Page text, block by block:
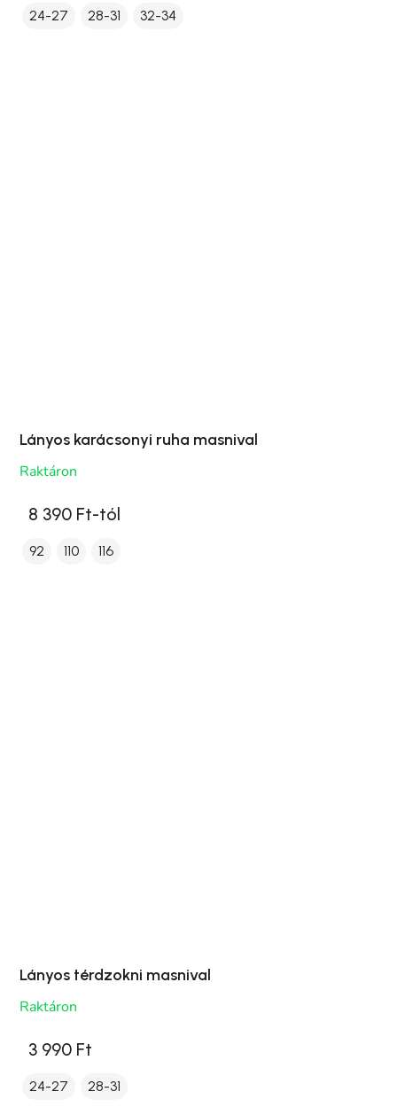
24-27 28-31 32-34
Lányos karácsonyi ruha masnival
Raktáron
8 390 Ft-tól
92 110 116
Lányos térdzokni masnival
Raktáron
3 990 Ft
24-27 28-31